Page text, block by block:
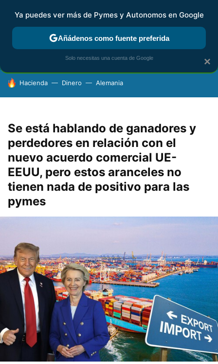
FISCALIDAD Y CONTABILIDAD KIT DIGITAL RENTA
HOY SE HABLA DE
Hacienda Dinero Alemania
Se está hablando de ganadores y
perdedores en relación con el
nuevo acuerdo comercial UE-
EEUU, pero estos aranceles no
tienen nada de positivo para las
pymes
×
Ya puedes ver más de Pymes y Autonomos en Google
Añádenos como fuente preferida
Solo necesitas una cuenta de Google